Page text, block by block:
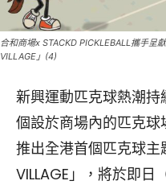
合和商場x STACKD PICKLEBALL攜手呈
VILLAGE」(4)
新興運動匹克球熱潮
個設於商場內的匹克球
推出全港首個匹克球主
VILLAGE」，將於即